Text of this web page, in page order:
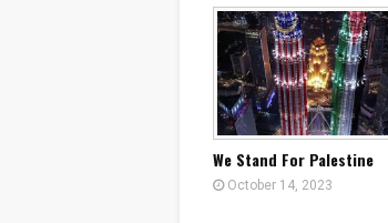
We Stand For Palestine
October 14, 2023